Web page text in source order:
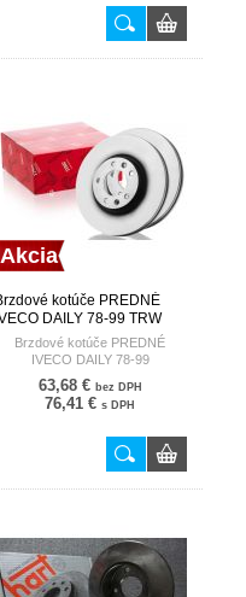
Akcia
kotúče PREDNÉ
DAILY 78-99 TRW
Brzdové kotúče PREDNÉ
IVECO DAILY 78-99
63,68 € bez DPH
76,41 € s DPH